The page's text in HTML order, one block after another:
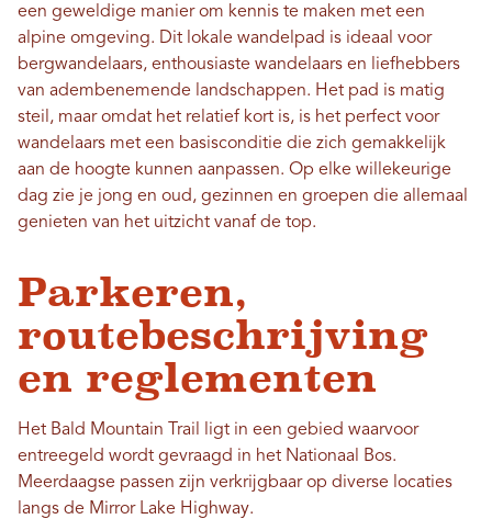
een geweldige manier om kennis te maken met een
alpine omgeving. Dit lokale wandelpad is ideaal voor
bergwandelaars, enthousiaste wandelaars en liefhebbers
van adembenemende landschappen. Het pad is matig
steil, maar omdat het relatief kort is, is het perfect voor
wandelaars met een basisconditie die zich gemakkelijk
aan de hoogte kunnen aanpassen. Op elke willekeurige
dag zie je jong en oud, gezinnen en groepen die allemaal
genieten van het uitzicht vanaf de top.
Parkeren,
routebeschrijving
en reglementen
Het Bald Mountain Trail ligt in een gebied waarvoor
entreegeld wordt gevraagd in het Nationaal Bos.
Meerdaagse passen zijn verkrijgbaar op diverse locaties
langs de Mirror Lake Highway.